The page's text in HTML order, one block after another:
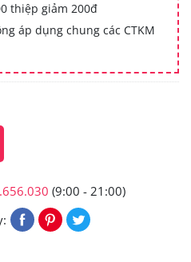
thiệp giảm 200đ
áp dụng chung các CTKM
(9:00 - 21:00)